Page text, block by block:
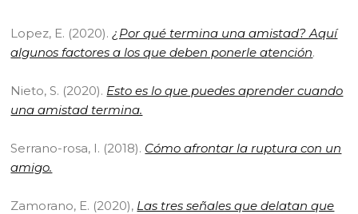
Lopez, E. (2020).¿Por qué termina una amistad? Aquí
algunos factores a los que deben ponerle atención.
Nieto, S. (2020). Esto es lo que puedes aprender cuando
una amistad termina.
Serrano-rosa, I. (2018). Cómo afrontar la ruptura con un
amigo.
Zamorano, E. (2020), Las tres señales que delatan que